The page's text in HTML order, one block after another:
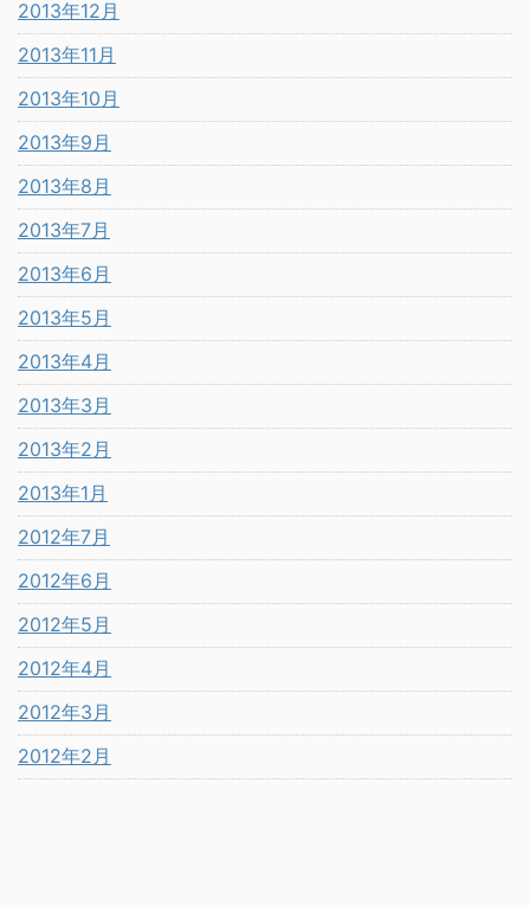
2013年12月
2013年11月
2013年10月
2013年9月
2013年8月
2013年7月
2013年6月
2013年5月
2013年4月
2013年3月
2013年2月
2013年1月
2012年7月
2012年6月
2012年5月
2012年4月
2012年3月
2012年2月